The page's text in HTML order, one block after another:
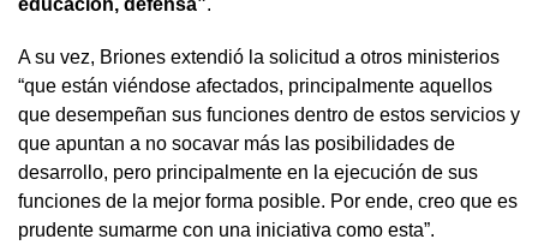
A su vez, Briones extendió la solicitud a otros ministerios
“que están viéndose afectados, principalmente aquellos
que desempeñan sus funciones dentro de estos servicios y
que apuntan a no socavar más las posibilidades de
desarrollo, pero principalmente en la ejecución de sus
funciones de la mejor forma posible. Por ende, creo que es
prudente sumarme con una iniciativa como esta”.